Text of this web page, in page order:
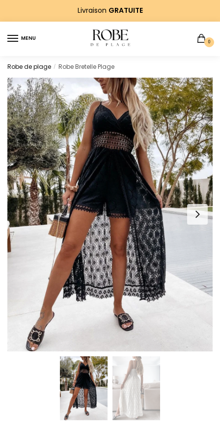
navigation
Livraison GRATUITE
MENU
0
Robe de plage / Robe Bretelle Plage